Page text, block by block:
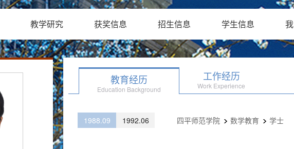
教学研究 获奖信息 招生信息 学生信息
教育经历
Education Background
工作经历
Work Experience
1988.09 1992.06 四平师范学院 数学教育 学士